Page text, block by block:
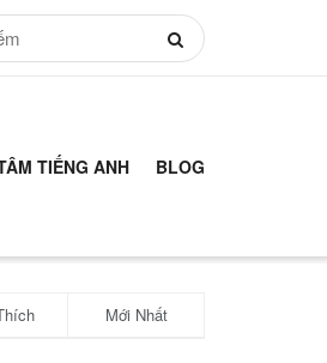
TIẾNG ANH BLOG
Mới Nhất